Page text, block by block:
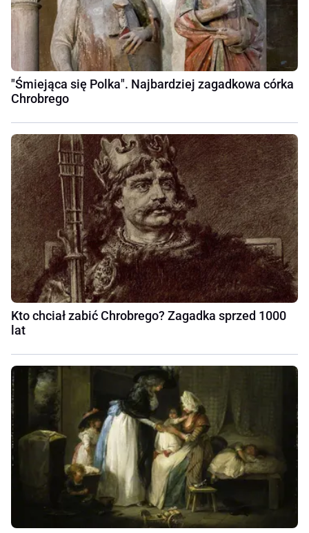
"Śmiejąca się Polka". Najbardziej zagadkowa córka
Chrobrego
Kto chciał zabić Chrobrego? Zagadka sprzed 1000
lat